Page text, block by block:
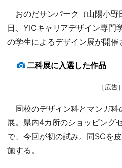
おのだサンパーク（山陽小野
日、YICキャリアデザイン専門
の学生によるデザイン展が開催
二科展に入選した作品
［広告］
同校のデザイン科とマンガ科
展。県内4カ所のショッピング
で、今回が初の試み。同SCを
施する。